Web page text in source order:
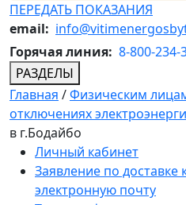
ПЕРЕДАТЬ ПОКАЗАНИЯ
email:
Горячая линия: 8-800-234-
РАЗДЕЛЫ
Главная /Физическим
отключениях
в г.Бодайбо
Личный кабинет
Заявление по доставке
электронную почту